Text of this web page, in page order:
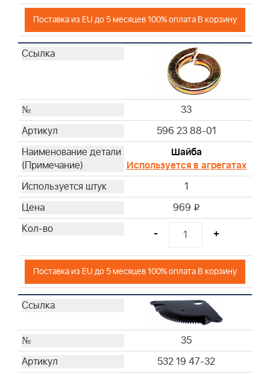
Поставка из EU до 5 месяцев 100% оплата В корзину
33
596 23 88-01
Шайба
Используется в агрегатах
1
969 i
- +
Поставка из EU до 5 месяцев 100% оплата В корзину
35
532 19 47-32